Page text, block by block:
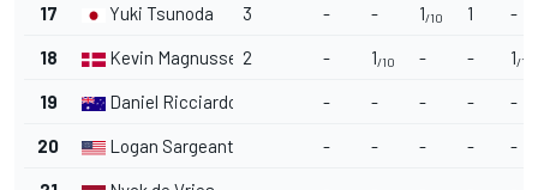
17 Yuki Tsunoda 3 - - 1/10 1 -
18 Kevin Magnussen2 - 1/10 - - 1/10
19 Daniel Ricciardo - - - - -
20 Logan Sargeant - - - - -